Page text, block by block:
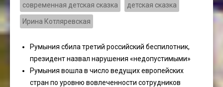
современная детская сказка детская сказка
Ирина Котляревская
Румыния сбила третий российский беспилотник,
президент назвал нарушения «недопустимыми»
Румыния вошла в число ведущих европейских
стран по уровню вовлеченности сотрудников